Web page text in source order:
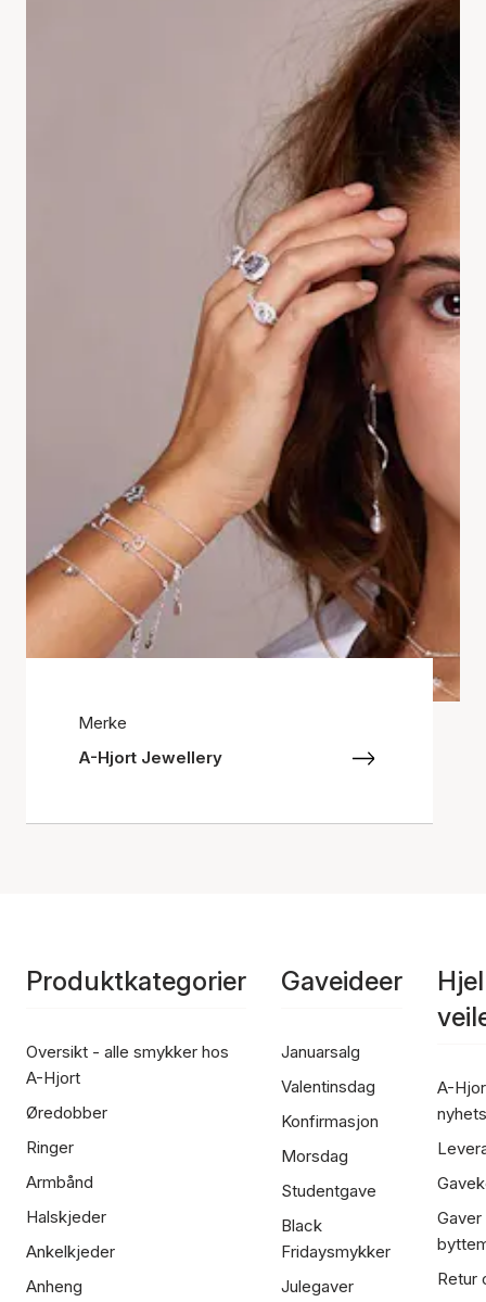
Merke
A-Hjort Jewellery
Produktkategorier
Oversikt - alle smykker hos
A-Hjort
Øredobber
Ringer
Armbånd
Halskjeder
Ankelkjeder
Anheng
Gaveideer
Januarsalg
Valentinsdag
Konfirmasjon
Morsdag
Studentgave
Black
Fridaysmykker
Julegaver
A-
Retur